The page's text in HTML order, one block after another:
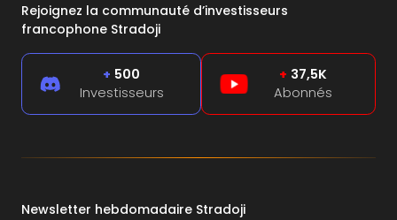
Rejoignez la communauté d’investisseurs
francophone Stradoji
+ 500
Investisseurs
+ 37,5K
Abonnés
Newsletter hebdomadaire Stradoji